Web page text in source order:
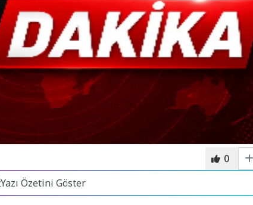
0
Yazı Özetini Göster